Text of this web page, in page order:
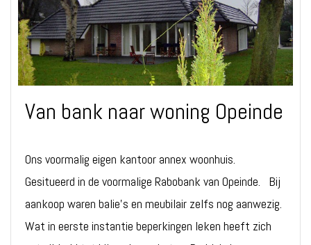
Van bank naar woning Opeinde
Ons voormalig eigen kantoor annex woonhuis.
Gesitueerd in de voormalige Rabobank van Opeinde. Bij
aankoop waren balie's en meubilair zelfs nog aanwezig.
Wat in eerste instantie beperkingen leken heeft zich